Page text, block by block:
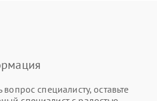
вопрос специалисту, оставьте